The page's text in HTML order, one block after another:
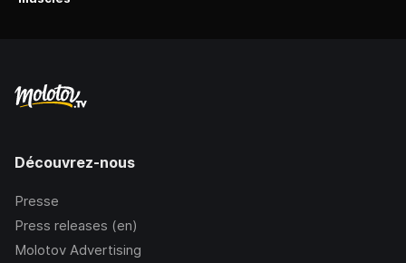
Découvrez-nous
Presse
Press releases (en)
Molotov Advertising